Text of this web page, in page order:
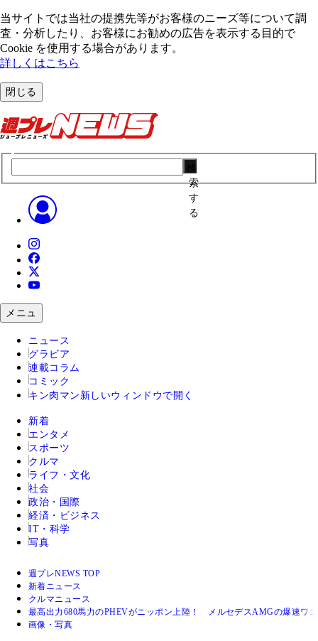
当サイトでは当社の提携先等がお客様のニーズ等について調
査・分析したり、お客様にお勧めの広告を表⽰する⽬的で
Cookie を使⽤する場合があります。
詳しくはこちら
閉じる
索
す
る
メニュ
ニュース
グラビア
連載コラム
コミック
キン肉マン 新しいウィンドウで開く
新着
エンタメ
スポーツ
クルマ
ライフ・文化
社会
政治・国際
経済・ビジネス
IT・科学
写真
週プレNEWS TOP
新着ニュース
クルマニュース
最高出力680馬力のPHEVがニッポン上陸！ メルセデスAMGの爆速ワ
画像・写真